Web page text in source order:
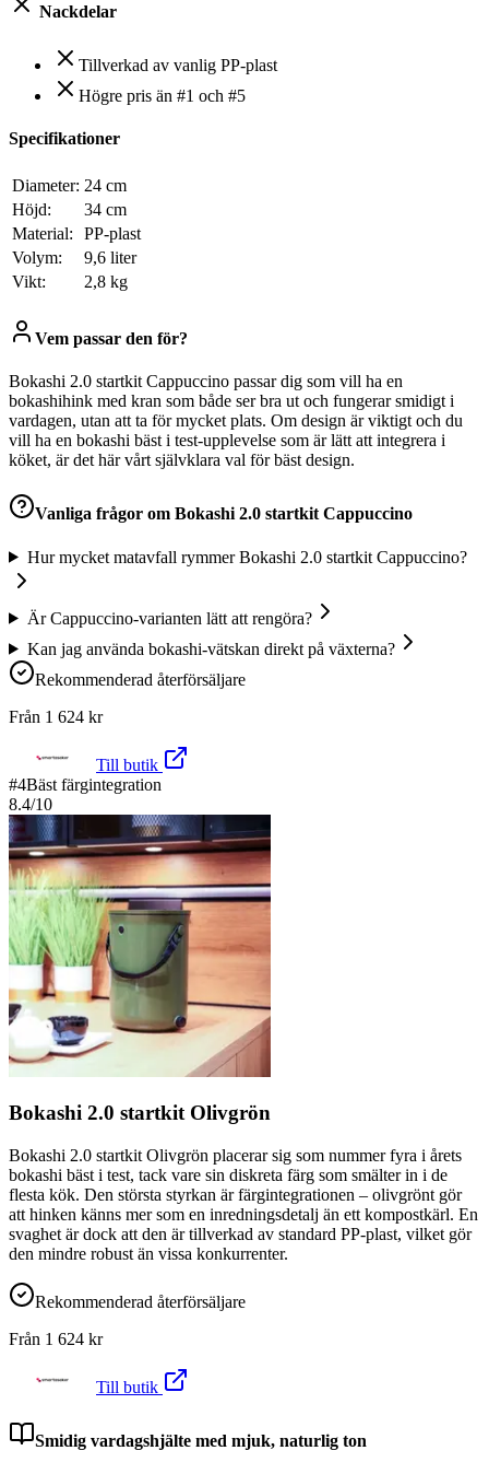
Nackdelar
Tillverkad av vanlig PP-plast
Högre pris än #1 och #5
Specifikationer
Diameter: 24 cm
Höjd:
34 cm
Material:
PP-plast
Volym:
9,6 liter
Vikt:
2,8 kg
Vem passar den för?
Bokashi 2.0 startkit Cappuccino passar dig som vill ha en
bokashihink med kran som både ser bra ut och fungerar smidigt i
vardagen, utan att ta för mycket plats. Om design är viktigt och du
vill ha en bokashi bäst i test-upplevelse som är lätt att integrera i
köket, är det här vårt självklara val för bäst design.
Vanliga frågor om Bokashi 2.0 startkit Cappuccino
Hur mycket matavfall rymmer Bokashi 2.0 startkit Cappuccino?
Är Cappuccino-varianten lätt att rengöra?
Kan jag använda bokashi-vätskan direkt på växterna?
Rekommenderad återförsäljare
Från 1 624 kr
Till butik
#4Bäst färgintegration
8.4/10
Bokashi 2.0 startkit Olivgrön
Bokashi 2.0 startkit Olivgrön placerar sig som nummer fyra i årets
bokashi bäst i test, tack vare sin diskreta färg som smälter in i de
flesta kök. Den största styrkan är färgintegrationen – olivgrönt gör
att hinken känns mer som en inredningsdetalj än ett kompostkärl. En
svaghet är dock att den är tillverkad av standard PP-plast, vilket gör
den mindre robust än vissa konkurrenter.
Rekommenderad återförsäljare
Från 1 624 kr
Till butik
Smidig vardagshjälte med mjuk, naturlig ton